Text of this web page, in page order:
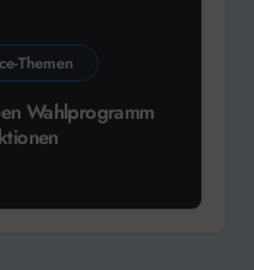
Themen
Wahlprogramm